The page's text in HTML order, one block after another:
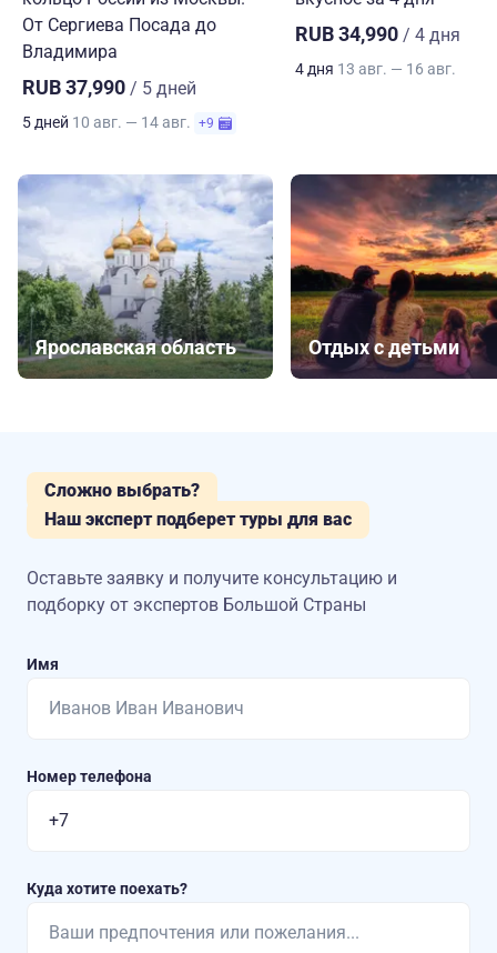
От Сергиева Посада до
Владимира
RUB 37,990 / 5 дней
5 дней 10 авг. — 14 авг. +9
RUB 34,990 / 4 дня
4 дня 13 авг. — 16 авг.
Ярославская область Отдых с детьми
Сложно выбрать?
Наш эксперт подберет туры для вас
Оставьте заявку и получите консультацию и
подборку от экспертов Большой Страны
Имя
Номер телефона
Куда хотите поехать?